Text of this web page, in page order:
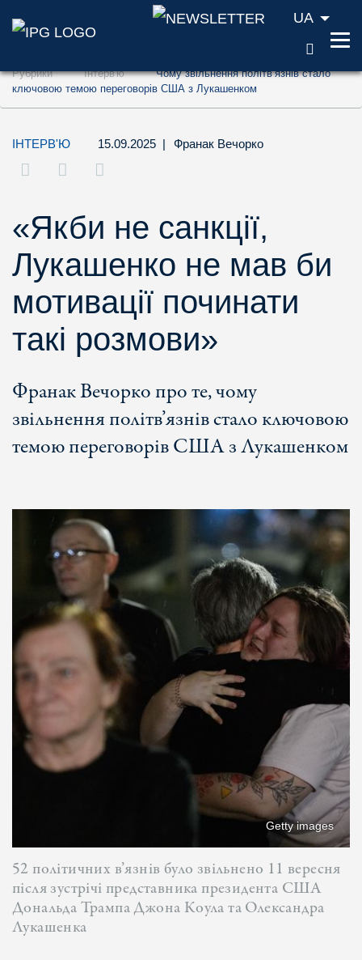
Перейти до змісту (ключ доступу '1')
Перейти до пошуку (ключ доступу '2')
UA
Рубрики Інтерв'ю
Чому звільнення політв’язнів стало
ключовою темою переговорів США з Лукашенком
ІНТЕРВ'Ю 15.09.2025 | Франак Вечорко
«Якби не санкції,
Лукашенко не мав би
мотивації починати
такі розмови»
Франак Вечорко про те, чому
звільнення політв’язнів стало ключовою
темою переговорів США з Лукашенком
Getty images
52 політичних в’язнів було звільнено 11 вересня
після зустрічі представника президента США
Дональда Трампа Джона Коула та Олександра
Лукашенка